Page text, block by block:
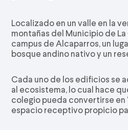
Localizado en un valle en la
montañas del Municipio de
campus de Alcaparros, un
bosque andino nativo y un
Cada uno de los edificios se
al ecosistema, lo cual hace
colegio pueda convertirse en
espacio receptivo propicio